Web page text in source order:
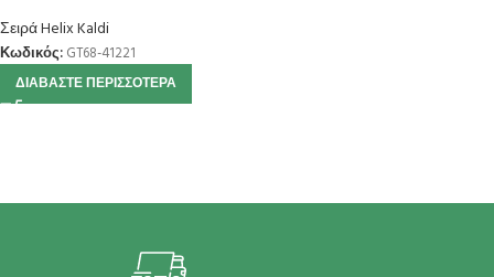
Σειρά Helix Kaldi
Κωδικός: GT68-41221
ΔΙΑΒΆΣΤΕ ΠΕΡΙΣΣΌΤΕΡΑ